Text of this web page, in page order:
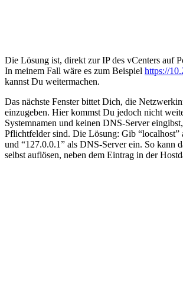
Die Lösung ist, direkt zur IP des vCenters auf
In meinem Fall wäre es zum Beispiel https://
kannst Du weitermachen.
Das nächste Fenster bittet Dich, die
einzugeben. Hier kommst Du jedoch nicht
Systemnamen und keinen DNS-Server
Pflichtfelder sind. Die Lösung: Gib “localhost”
und “127.0.0.1” als DNS-Server ein. So kann
selbst auflösen, neben dem Eintrag in der